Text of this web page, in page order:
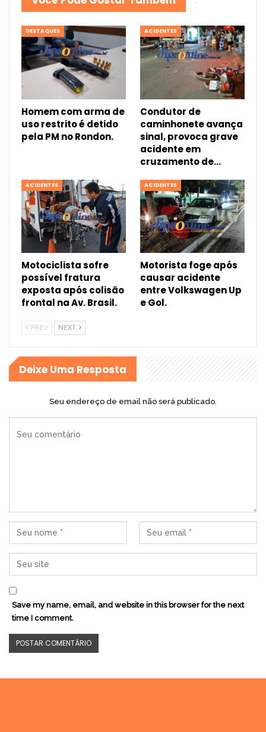
DESTAQUES
Homem com arma de
uso restrito é detido
pela PM no Rondon.
ACIDENTES
Condutor de
caminhonete avança
sinal, provoca grave
acidente em
cruzamento de…
ACIDENTES
Motociclista sofre
possível fratura
exposta após colisão
frontal na Av. Brasil.
ACIDENTES
Motorista foge após
causar acidente
entre Volkswagen Up
e Gol.
PREV NEXT
Deixe Uma Resposta
Seu endereço de email não será publicado.
Save my name, email, and website in this browser for the next
time I comment.